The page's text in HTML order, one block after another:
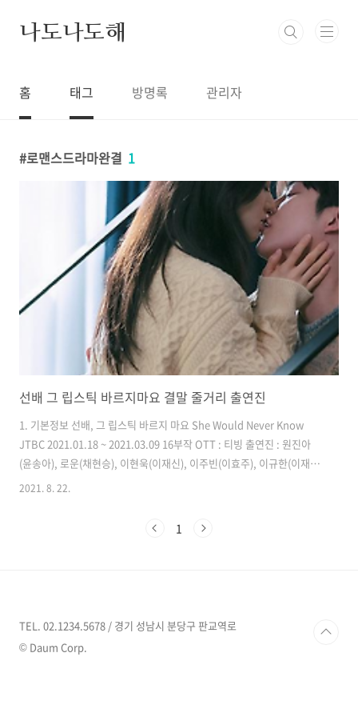
나도나도해
홈 태그 방명록 관리자
로맨스드라마완결 1
선배 그 립스틱 바르지마요 결말 줄거리 출연진
1. 기본정보 선배, 그 립스틱 바르지 마요 She Would Never Know
JTBC 2021.01.18 ~ 2021.03.09 16부작 OTT : 티빙 출연진 : 원진아
(윤송아), 로운(채현승), 이현욱(이재신), 이주빈(이효주), 이규한(이재
운), 왕빛나(채지승), 하윤경(채연승), 강혜진(김가영), 안세하(권성연) 2.
런 그녀는 팀의 막내 역할을 해왔고 드디어 자신의 직속 후배가 들어오자
2021. 8. 22.
1
TEL. 02.1234.5678 / 경기 성남시 분당구 판교역로
© Daum Corp.